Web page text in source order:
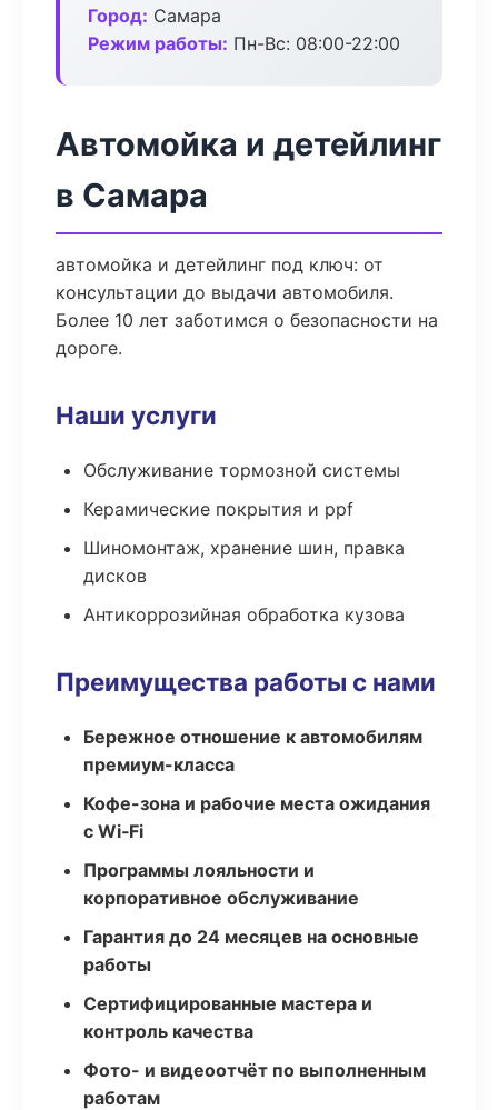
Город: Самара
Режим работы: Пн-Вс: 08:00-22:00
Автомойка и детейлинг
в Самара
автомойка и детейлинг под ключ: от
консультации до выдачи автомобиля.
Более 10 лет заботимся о безопасности на
дороге.
Наши услуги
Обслуживание тормозной системы
Керамические покрытия и ppf
Шиномонтаж, хранение шин, правка
дисков
Антикоррозийная обработка кузова
Преимущества работы с нами
Бережное отношение к автомобилям
премиум-класса
Кофе-зона и рабочие места ожидания
с Wi‑Fi
Программы лояльности и
корпоративное обслуживание
Гарантия до 24 месяцев на основные
работы
Сертифицированные мастера и
контроль качества
Фото- и видеоотчёт по выполненным
работам